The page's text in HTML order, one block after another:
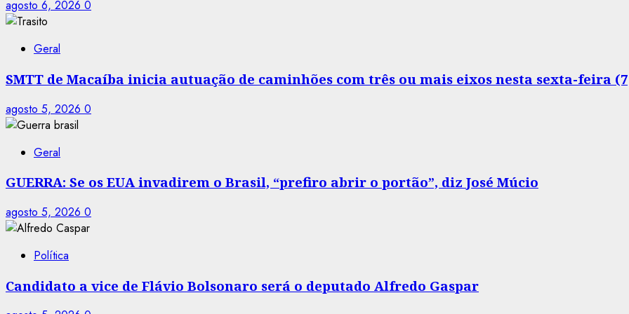
agosto 6, 2026 0
Geral
SMTT de Macaíba inicia autuação de caminhões com três ou mais eixos nesta sexta-feira
agosto 5, 2026 0
Geral
GUERRA: Se os EUA invadirem o Brasil, “prefiro abrir o portão”, diz José Múcio
agosto 5, 2026 0
Política
Candidato a vice de Flávio Bolsonaro será o deputado Alfredo Gaspar